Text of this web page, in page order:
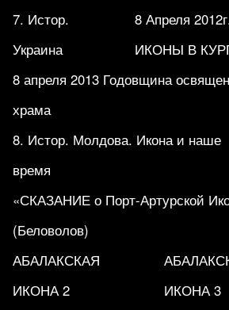
7. Истор.
Украина
8 Апреля
ИКОНЫ В
8 апреля 2013 Годовщина
храма
8. Истор. Молдова. Икона и наше
время
«СКАЗАНИЕ о Порт-Артурской
(Беловолов)
АБАЛАКСКАЯ
ИКОНА 2
ИКОНА 3